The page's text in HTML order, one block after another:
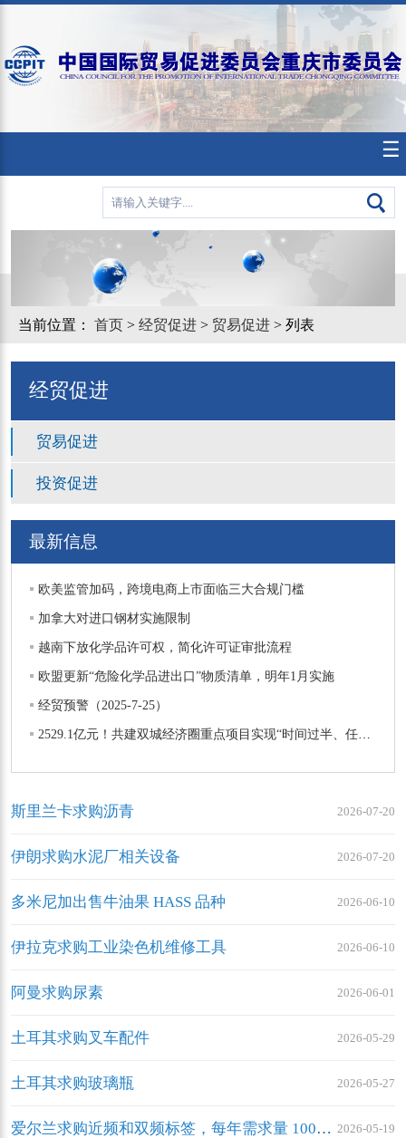
☰
当前位置： 首页 > 经贸促进 > 贸易促进 > 列表
经贸促进
贸易促进
投资促进
最新信息
欧美监管加码，跨境电商上市面临三大合规门槛
加拿大对进口钢材实施限制
越南下放化学品许可权，简化许可证审批流程
欧盟更新“危险化学品进出口”物质清单，明年1月实施
经贸预警（2025-7-25）
2529.1亿元！共建双城经济圈重点项目实现“时间过半、任务过半”
斯里兰卡求购沥青 2026-07-20
伊朗求购水泥厂相关设备 2026-07-20
多米尼加出售牛油果 HASS 品种 2026-06-10
伊拉克求购工业染色机维修工具 2026-06-10
阿曼求购尿素 2026-06-01
土耳其求购叉车配件 2026-05-29
土耳其求购玻璃瓶 2026-05-27
爱尔兰求购近频和双频标签，每年需求量 1000 万个 2026-05-19